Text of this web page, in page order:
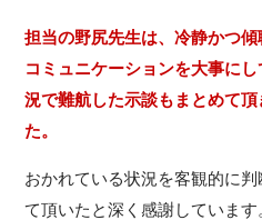
担当の野尻先生は、冷静かつ傾
コミュニケーションを大事に
況で難航した示談もまとめて
た。
おかれている状況を客観的に
て頂いたと深く感謝しています